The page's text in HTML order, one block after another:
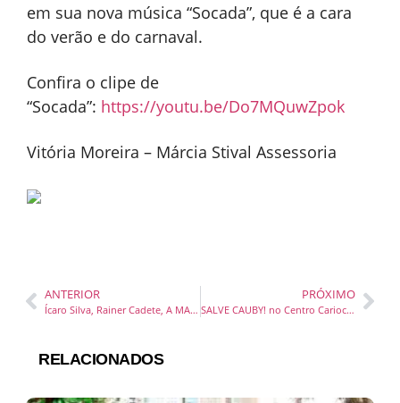
em sua nova música “Socada”, que é a cara
do verão e do carnaval.
Confira o clipe de
“Socada”: https://youtu.be/Do7MQuwZpok
Vitória Moreira – Márcia Stival Assessoria
ANTERIOR
Ícaro Silva, Rainer Cadete, A MAIA e Renegado desfilam pela Meninos Rei na SPFW
PRÓXIMO
SALVE CAUBY! no Centro Carioca da Musica Artur da Távola na Tijuca
RELACIONADOS